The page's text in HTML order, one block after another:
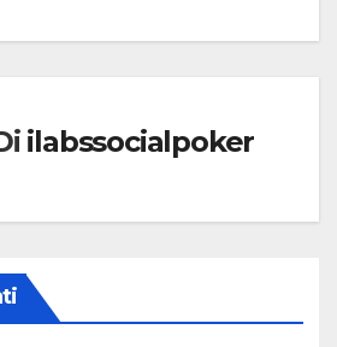
ilabssocialpoker